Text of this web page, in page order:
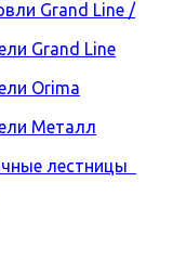
Grand Line /
Grand Line
Orima
Металл
лестницы